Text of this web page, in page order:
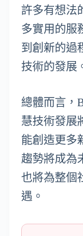
許多有想法
多實用的服
到創新的過
技術的發展
總體而言，
慧技術發展
能創造更多
趨勢將成為
也將為整個
遇。